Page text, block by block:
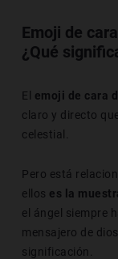
Emoji de
¿Qué
El emoji de cara
claro y directo
celestial.
Pero está
ellos es la
el ángel siempre
mensajero de
significación.